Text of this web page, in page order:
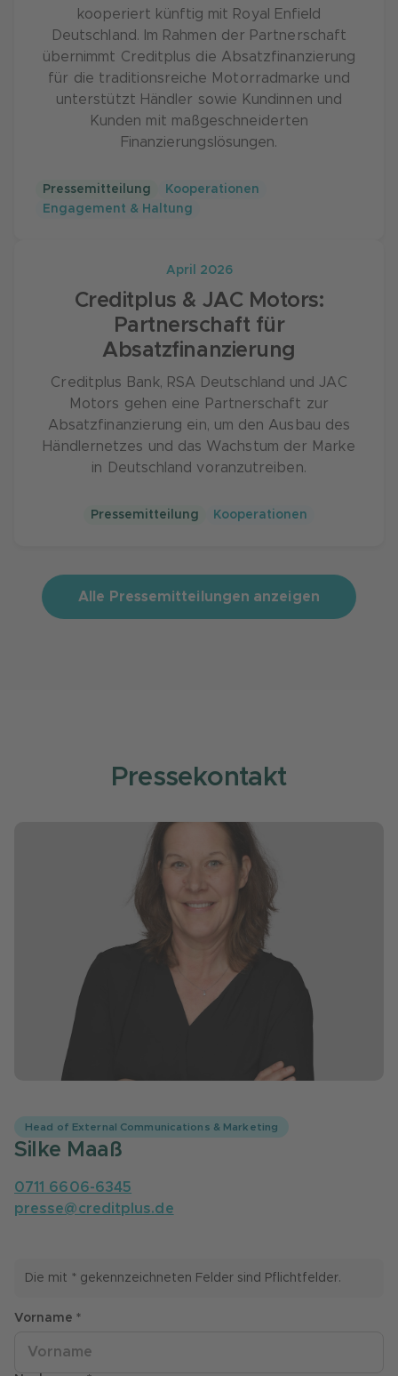
kooperiert künftig mit Royal Enfield
Deutschland. Im Rahmen der Partnerschaft
übernimmt Creditplus die Absatzfinanzierung
für die traditionsreiche Motorradmarke und
unterstützt Händler sowie Kundinnen und
Kunden mit maßgeschneiderten
Finanzierungslösungen.
Pressemitteilung
Kooperationen
Engagement & Haltung
April 2026
Creditplus & JAC Motors:
Partnerschaft für
Absatzfinanzierung
Creditplus Bank, RSA Deutschland und JAC
Motors gehen eine Partnerschaft zur
Absatzfinanzierung ein, um den Ausbau des
Händlernetzes und das Wachstum der Marke
in Deutschland voranzutreiben.
Pressemitteilung Kooperationen
Alle Pressemitteilungen anzeigen
Pressekontakt
Head of External Communications & Marketing
Silke Maaß
0711 6606-6345
presse@creditplus.de
Die mit * gekennzeichneten Felder sind Pflichtfelder.
Vorname *